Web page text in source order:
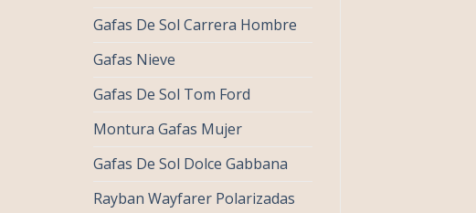
Gafas De Sol Carrera Hombre
Gafas Nieve
Gafas De Sol Tom Ford
Montura Gafas Mujer
Gafas De Sol Dolce Gabbana
Rayban Wayfarer Polarizadas